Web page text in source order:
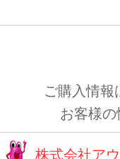
ご購入情報
お客様
株式会社ア